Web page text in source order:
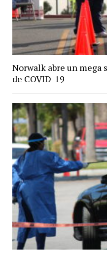
Norwalk abre un mega
de COVID-19